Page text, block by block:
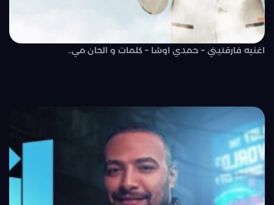
اغنيه فارقتيني – حمدي اوشا – كلمات و الحان مي..